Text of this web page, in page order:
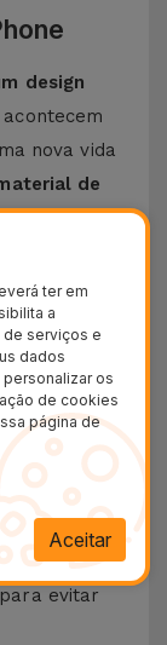
design
nova vida
de
não
iPhone
mais
16e
com
com
evitar
ter em
a
de serviços e
dados
os
de cookies
página de
Aceitar